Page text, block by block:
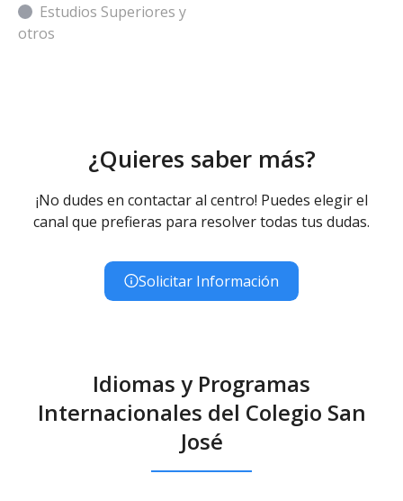
Estudios Superiores y
otros
¿Quieres saber más?
¡No dudes en contactar al centro! Puedes elegir el
canal que prefieras para resolver todas tus dudas.
Solicitar Información
Idiomas y Programas
Internacionales del Colegio San
José